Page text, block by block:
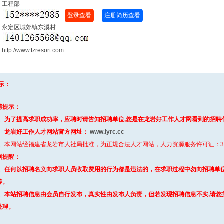
工程部
登录查看
注册简历查看
永定区城郊镇东溪村
http://www.tzresort.com
：
提示：
了提高求职成功率，应聘时请告知招聘单位,您是在龙岩好工作人才网看到的招聘
龙岩好工作人才网站官方网址： www.lyrc.cc
本网站经福建省龙岩市人社局批准，为正规合法人才网站，人力资源服务许可证
提醒 ：
何以招聘名义向求职人员收取费用的行为都是违法的，在求职过程中勿向招聘单
站招聘信息由会员自行发布，真实性由发布人负责，但若发现招聘信息不实,请
。